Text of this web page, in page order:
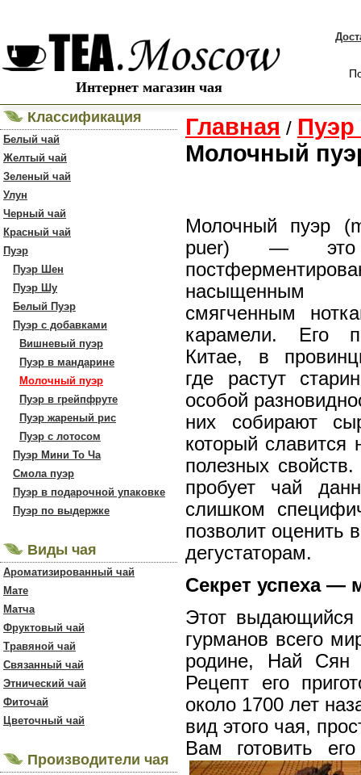
Интернет магазин чая
Классификация
Белый чай
Желтый чай
Зеленый чай
Улун
Черный чай
Красный чай
Пуэр
Пуэр Шен
Пуэр Шу
Белый Пуэр
Пуэр с добавками
Вишневый пуэр
Пуэр в мандарине
Молочный пуэр
Пуэр в грейпфруте
Пуэр жареный рис
Пуэр с лотосом
Пуэр Мини То Ча
Смола пуэр
Пуэр в подарочной упаковке
Пуэр по выдержке
Виды чая
Ароматизированный чай
Мате
Матча
Фруктовый чай
Травяной чай
Связанный чай
Этнический чай
Фиточай
Цветочный чай
Производители чая
Главная / Пуэр
Молочный
Молочный пуэр
puer) — это
смягченным
карамели. Его
Китае, в
где растут
особой
них собирают
который славится
полезных
пробует чай
слишком
позволит оценить
дегустаторам.
Секрет успеха —
Этот выдающийся
гурманов всего
родине, Най Сян
Рецепт его
около 1700 лет
вид этого чая,
Вам готовить